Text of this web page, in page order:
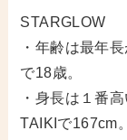
STARGLOW
・年齢は最年
で18歳。
・身長は１番
TAIKIで167cm